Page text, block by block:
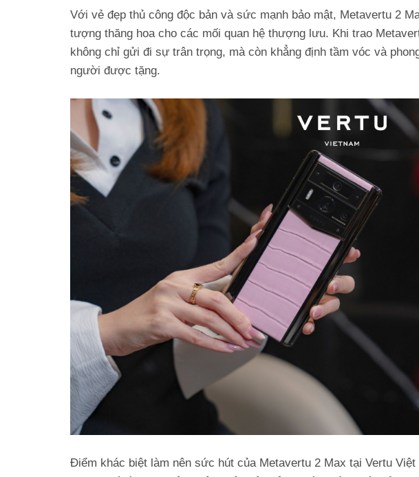
Với vẻ đẹp thủ công độc bản và sức mạnh bảo mật, Metavertu 2
tượng thăng hoa cho các mối quan hệ thượng lưu. Khi trao
không chỉ gửi đi sự trân trọng, mà còn khẳng định tầm vóc và
người được tặng.
Điểm khác biệt làm nên sức hút của Metavertu 2 Max tại Vertu